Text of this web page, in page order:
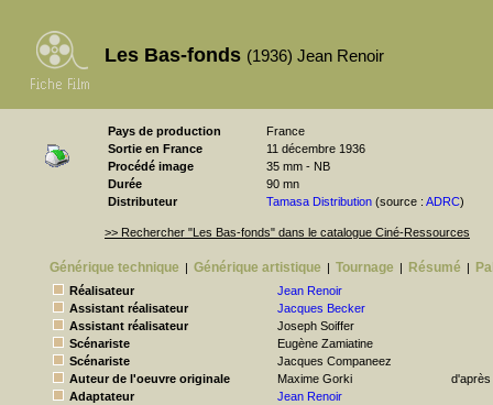
Les Bas-fonds (1936) Jean Renoir
Pays de production
France
Sortie en France
11 décembre 1936
Procédé image
35 mm - NB
Durée
90 mn
Distributeur
Tamasa Distribution (source : ADRC)
>> Rechercher "Les Bas-fonds" dans le catalogue Ciné-Ressources
Générique technique | Générique artistique | Tournage | Résumé |
Réalisateur
Jean Renoir
Assistant réalisateur
Jacques Becker
Assistant réalisateur
Joseph Soiffer
Scénariste
Eugène Zamiatine
Scénariste
Jacques Companeez
Auteur de l'oeuvre originale
Maxime Gorki
d'après
Adaptateur
Jean Renoir